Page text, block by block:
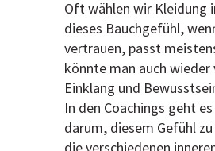
Oft wählen wir Kleidung
dieses Bauchgefühl,
vertrauen, passt
könnte man auch wieder
Einklang und
In den Coachings geht
darum, diesem Gefühl